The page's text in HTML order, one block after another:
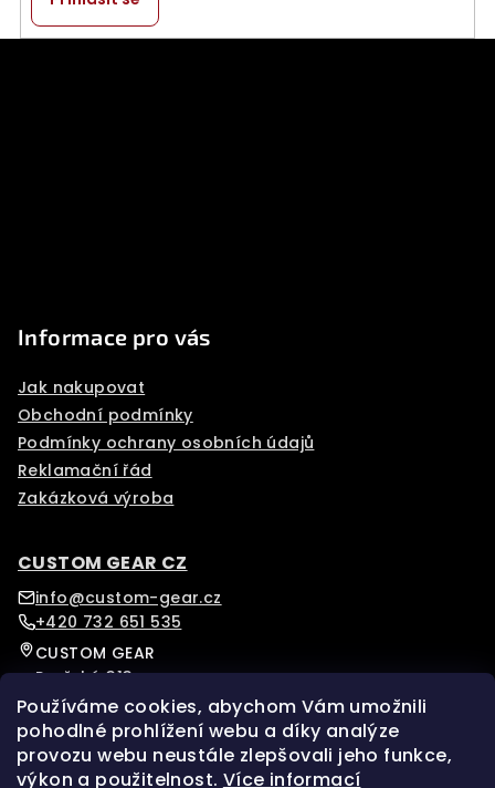
Používáme cookies, abychom Vám umožnili
pohodlné prohlížení webu a díky analýze
provozu webu neustále zlepšovali jeho funkce,
výkon a použitelnost. Více informací
Informace pro vás
Jak nakupovat
Obchodní podmínky
Podmínky ochrany osobních údajů
Reklamační řád
Zakázková výroba
CUSTOM GEAR CZ
info@custom-gear.cz
+420 732 651 535
CUSTOM GEAR
Pražská 313
Písek, 39701
Czech Republic
Sledujte nás na našem Instagramu pro více novinek.